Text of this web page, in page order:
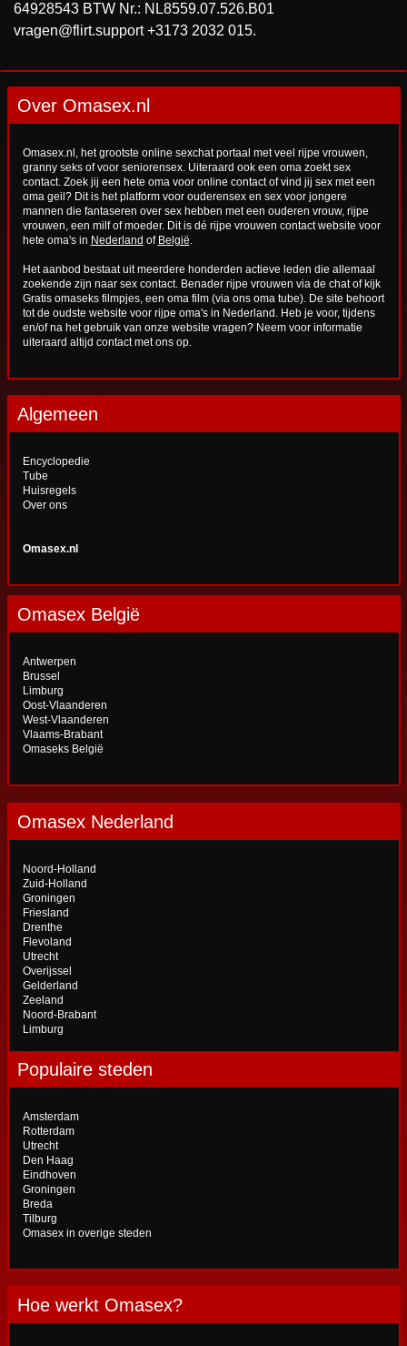
64928543 BTW Nr.: NL8559.07.526.B01
vragen@flirt.support +3173 2032 015.
Over Omasex.nl
Omasex.nl, het grootste online sexchat portaal met veel rijpe vrouwen,
granny seks of voor seniorensex. Uiteraard ook een oma zoekt sex
contact. Zoek jij een hete oma voor online contact of vind jij sex met een
oma geil? Dit is het platform voor ouderensex en sex voor jongere
mannen die fantaseren over sex hebben met een ouderen vrouw, rijpe
vrouwen, een milf of moeder. Dit is dé rijpe vrouwen contact website voor
hete oma's in Nederland of België
Het aanbod bestaat uit meerdere honderden actieve leden die allemaal
zoekende zijn naar sex contact. Benader rijpe vrouwen via de chat of kijk
Gratis omaseks filmpjes, een oma film (via ons oma tube). De site behoort
tot de oudste website voor rijpe oma's in Nederland. Heb je voor, tijdens
en/of na het gebruik van onze website vragen? Neem voor informatie
uiteraard altijd contactmet ons op.
Algemeen
Encyclopedie
Tube
Huisregels
Over ons
Omasex.nl
Omasex België
Antwerpen
Brussel
Limburg
Oost-Vlaanderen
West-Vlaanderen
Vlaams-Brabant
Omaseks België
Omasex Nederland
Noord-Holland
Zuid-Holland
Groningen
Friesland
Drenthe
Flevoland
Utrecht
Overijssel
Gelderland
Zeeland
Noord-Brabant
Limburg
Populaire steden
Amsterdam
Rotterdam
Utrecht
Den Haag
Eindhoven
Groningen
Breda
Tilburg
Omasex in overige steden
Hoe werkt Omasex?